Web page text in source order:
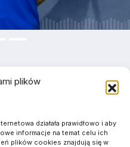
plików
działała prawidłowo i aby
informacje na temat celu ich
plików cookies znajdują się w